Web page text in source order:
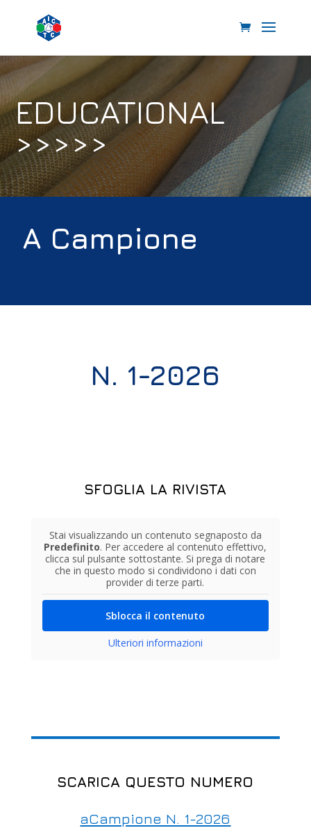
EDUCATIONAL
>>>>>
A Campione
N. 1-2026
SFOGLIA LA RIVISTA
Stai visualizzando un contenuto segnaposto da
Predefinito. Per accedere al contenuto effettivo,
clicca sul pulsante sottostante. Si prega di notare
che in questo modo si condividono i dati con
provider di terze parti.
Sblocca il contenuto
Ulteriori informazioni
SCARICA QUESTO NUMERO
aCampione N. 1-2026